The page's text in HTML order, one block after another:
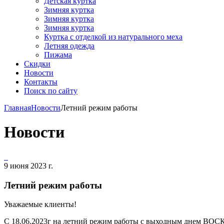
Зимняя куртка
Зимняя куртка
Зимняя куртка
Куртка с отделкой из натурального меха
Летняя одежда
Пижама
Скидки
Новости
Контакты
Поиск по сайту
ГлавнаяНовостиЛетний режим работы
Новости
9 июня 2023 г.
Летний режим работы
Уважаемые клиенты!
С 18.06.2023г на летний режим работы с выходным днем